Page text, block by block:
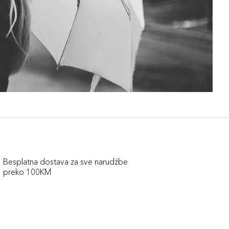
Besplatna dostava za sve narudźbe
preko 100KM